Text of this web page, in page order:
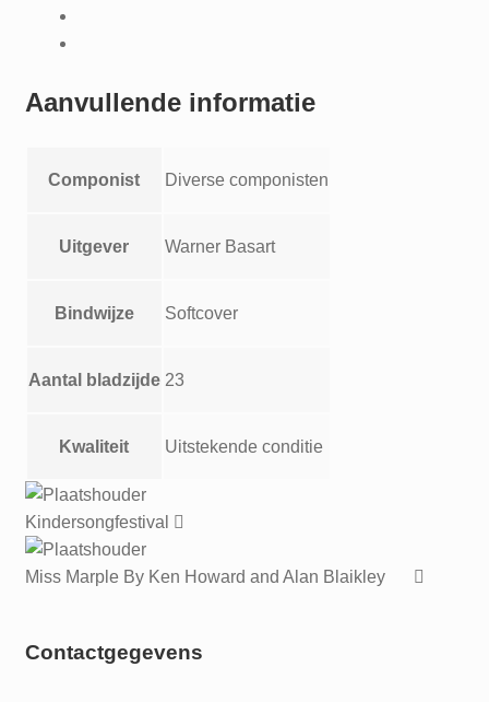
Aanvullende informatie
Componist Diverse componisten
Uitgever Warner Basart
Bindwijze Softcover
Aantal bladzijde 23
Kwaliteit Uitstekende conditie
Kindersongfestival
Miss Marple By Ken Howard and Alan Blaikley
Contactgegevens